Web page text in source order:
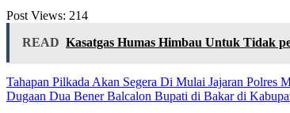
Post Views: 214
READ Kasatgas Humas Himbau Untuk Tidak
Navigasi
pos
Tahapan Pilkada Akan Segera Di Mulai Jajaran Polres
Dugaan Dua Bener Balcalon Bupati di Bakar di